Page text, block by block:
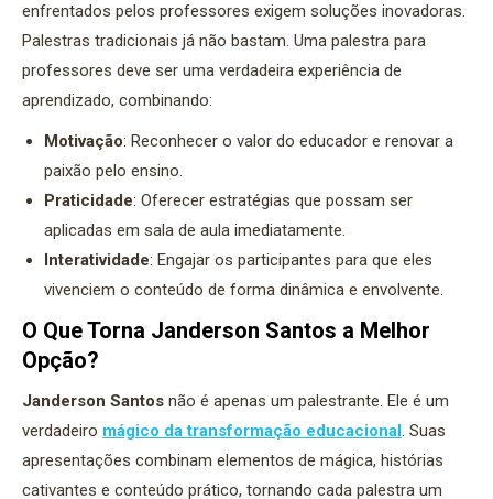
enfrentados pelos professores exigem soluções inovadoras.
Palestras tradicionais já não bastam. Uma palestra para
professores deve ser uma verdadeira experiência de
aprendizado, combinando:
Motivação: Reconhecer o valor do educador e renovar a
paixão pelo ensino.
Praticidade: Oferecer estratégias que possam ser
aplicadas em sala de aula imediatamente.
Interatividade: Engajar os participantes para que eles
vivenciem o conteúdo de forma dinâmica e envolvente.
O Que Torna Janderson Santos a Melhor
Opção?
Janderson Santos não é apenas um palestrante. Ele é um
verdadeiro mágico da transformação educacional. Suas
apresentações combinam elementos de mágica, histórias
cativantes e conteúdo prático, tornando cada palestra um